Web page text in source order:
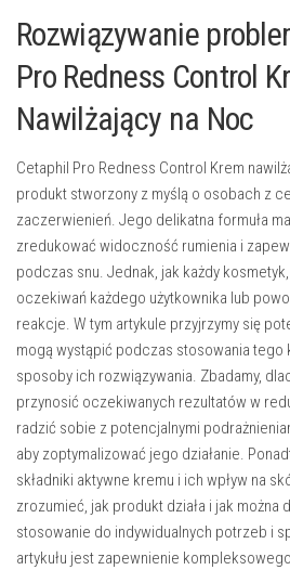
Rozwiązywanie
Pro Redness Control
Nawilżający na Noc
Cetaphil Pro Redness Control Krem
produkt stworzony z myślą o osobach z
zaczerwienień. Jego delikatna formuła
zredukować widoczność rumienia i
podczas snu. Jednak, jak każdy
oczekiwań każdego użytkownika lub
reakcje. W tym artykule przyjrzymy się
mogą wystąpić podczas stosowania tego
sposoby ich rozwiązywania. Zbadamy,
przynosić oczekiwanych rezultatów w
radzić sobie z potencjalnymi
aby zoptymalizować jego działanie.
składniki aktywne kremu i ich wpływ na
zrozumieć, jak produkt działa i jak można
stosowanie do indywidualnych potrzeb i
artykułu jest zapewnienie